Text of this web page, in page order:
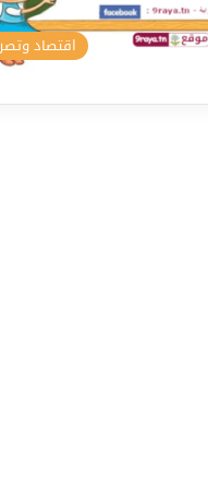
اقتصاد